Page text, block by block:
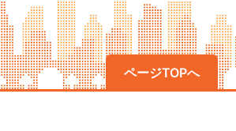
ページTOPへ